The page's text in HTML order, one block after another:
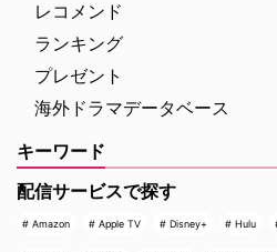
レコメンド
ランキング
プレゼント
海外ドラマデータベース
キーワード
配信サービスで探す
Amazon Apple TV Disney+ Hulu